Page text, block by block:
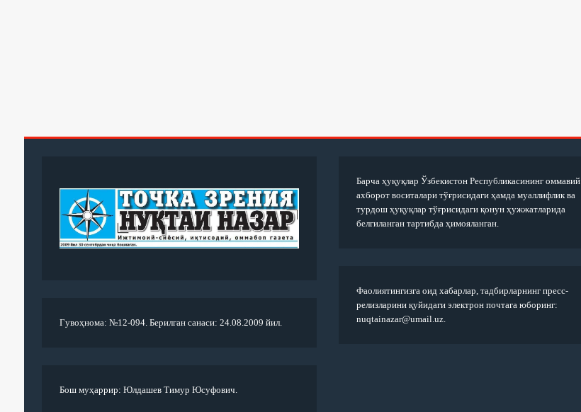
Гувоҳнома: №12-094. Берилган санаси: 24.08.2009 йил.
Бош муҳаррир: Юлдашев Тимур Юсуфович.
Барча ҳуқуқлар Ўзбекистон Республикасининг оммавий
ахборот воситалари тўғрисидаги ҳамда муаллифлик ва
турдош ҳуқуқлар тўғрисидаги қонун ҳужжатларида
белгиланган тартибда ҳимояланган.
Фаолиятингизга оид хабарлар, тадбирларнинг пресс-
релизларини қуйидаги электрон почтага юборинг:
nuqtainazar@umail.uz.